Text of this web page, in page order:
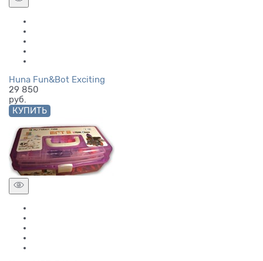
Huna Fun&Bot Exciting
29 850
руб.
КУПИТЬ